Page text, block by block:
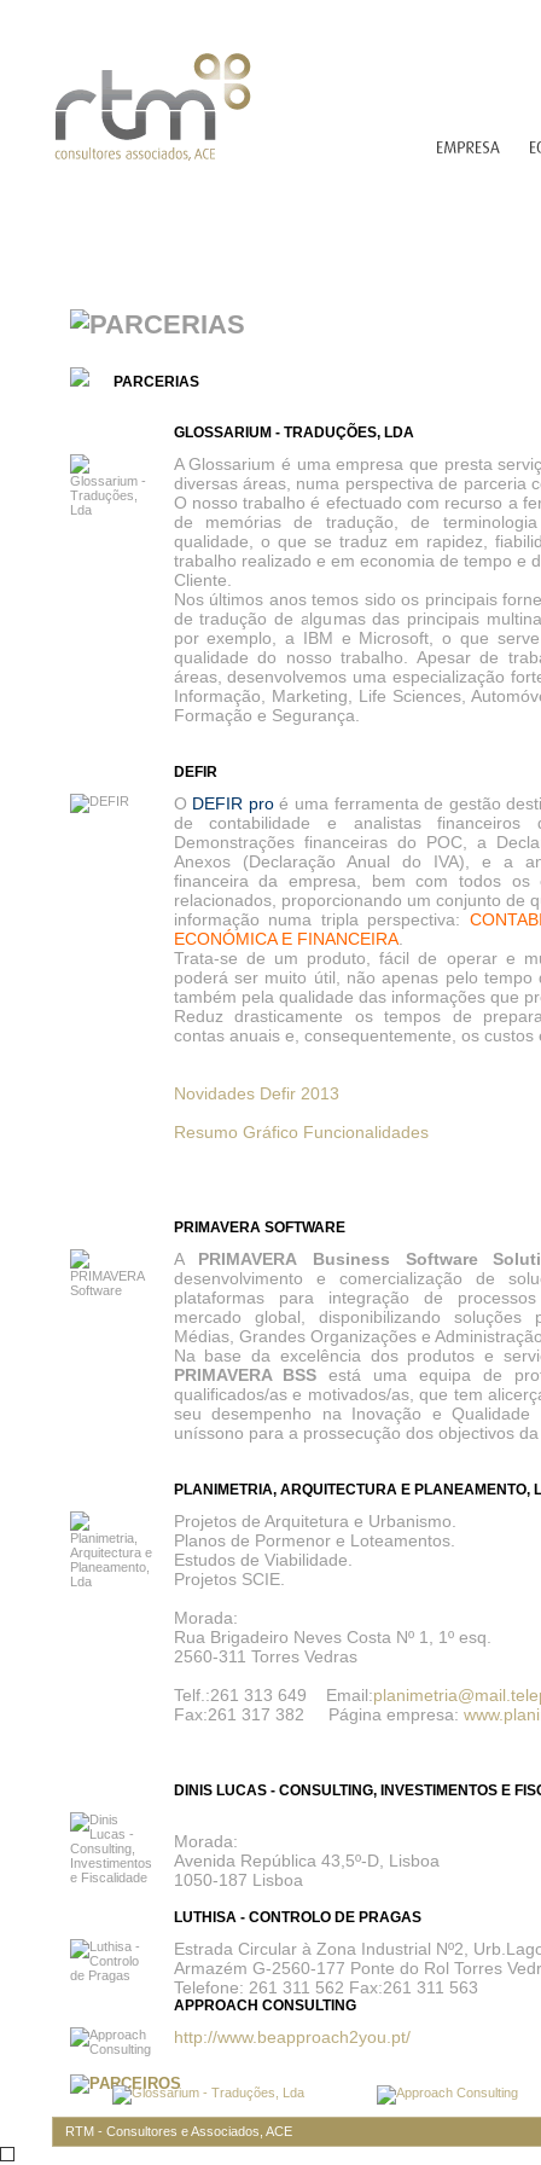
PARCERIAS
GLOSSARIUM - TRADUÇÕES, LDA
A Glossarium é uma empresa que presta
diversas áreas, numa perspectiva de parceria
O nosso trabalho é efectuado com recurso a
de memórias de tradução, de
qualidade, o que se traduz em rapidez,
trabalho realizado e em economia de tempo e
Cliente.
Nos últimos anos temos sido os principais
de tradução de algumas das principais
por exemplo, a IBM e Microsoft, o que
qualidade do nosso trabalho. Apesar de
áreas, desenvolvemos uma especialização
Informação, Marketing, Life Sciences,
Formação e Segurança.
DEFIR
O DEFIR proé uma ferramenta de gestão
de contabilidade e analistas financeiros
Demonstrações financeiras do POC, a
Anexos (Declaração Anual do IVA), e a
financeira da empresa, bem com todos os
relacionados, proporcionando um conjunto de
informação numa tripla perspectiva:
ECONÓMICA E FINANCEIRA.
Trata-se de um produto, fácil de operar e
poderá ser muito útil, não apenas pelo tempo
também pela qualidade das informações que
Reduz drasticamente os tempos de
contas anuais e, consequentemente, os custos
Novidades Defir 2013
Resumo Gráfico Funcionalidades
PRIMAVERA SOFTWARE
A PRIMAVERA
Business Software
desenvolvimento e comercialização de
plataformas para integração de
mercado global, disponibilizando soluções
Médias, Grandes Organizações e
Na base da excelência dos produtos e
PRIMAVERA BSS está uma equipa de
qualificados/as e motivados/as, que tem
seu desempenho na Inovação
e Qualidade
uníssono para a prossecução dos objectivos
PLANIMETRIA, ARQUITECTURA E PLANEAMENTO,
Projetos de Arquitetura e Urbanismo.
Planos de Pormenor e Loteamentos.
Estudos de Viabilidade.
Projetos SCIE.
Morada:
Rua Brigadeiro Neves Costa Nº 1, 1º esq.
2560-311 Torres Vedras
Telf.:261 313 649 Email:
Fax:261 317 382 Página empresa:
DINIS LUCAS - CONSULTING, INVESTIMENTOS E
Morada:
Avenida República 43,5º-D, Lisboa
1050-187 Lisboa
LUTHISA - CONTROLO DE PRAGAS
Estrada Circular à Zona Industrial Nº2,
Armazém G-2560-177 Ponte do Rol Torres
Telefone: 261 311 562 Fax:261 311 563
APPROACH CONSULTING
http://www.beapproach2you.pt/
RTM - Consultores e Associados, ACE